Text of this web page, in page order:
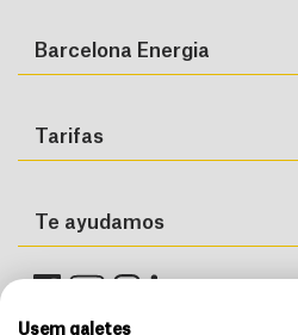
Barcelona Energia
Tarifas
Te ayudamos
Usem galetes